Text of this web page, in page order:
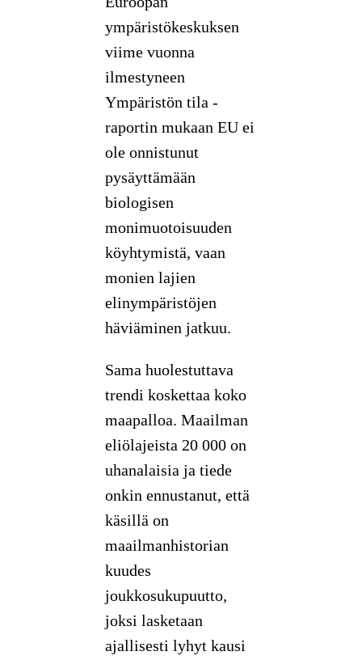
ympäristökeskuksen
viime vuonna
ilmestyneen
Ympäristön tila -
raportin mukaan EU ei
ole onnistunut
pysäyttämään
biologisen
monimuotoisuuden
köyhtymistä, vaan
monien lajien
elinympäristöjen
häviäminen jatkuu.
Sama huolestuttava
trendi koskettaa koko
maapalloa. Maailman
eliölajeista 20 000 on
uhanalaisia ja tiede
onkin ennustanut, että
käsillä on
maailmanhistorian
kuudes
joukkosukupuutto,
joksi lasketaan
ajallisesti lyhyt kausi